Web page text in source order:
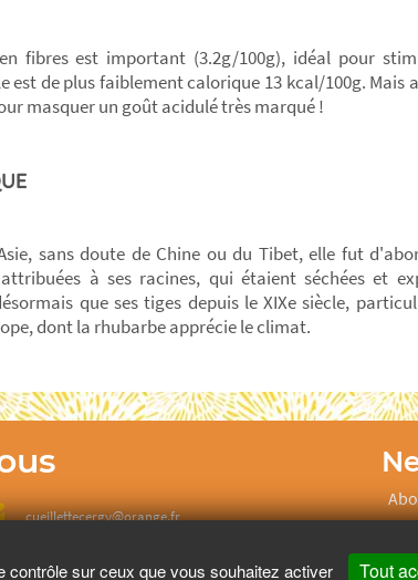
fibres est important (3.2g/100g), idéal pour
est de plus faiblement calorique 13 kcal/100g. Mais
masquer un goût acidulé très marqué !
sans doute de Chine ou du Tibet, elle fut
à ses racines, qui étaient séchées et
que ses tiges depuis le XIXe siècle,
dont la rhubarbe apprécie le climat.
cueillettecergy@orange.fr
sur ceux que vous souhaitez activer Tout